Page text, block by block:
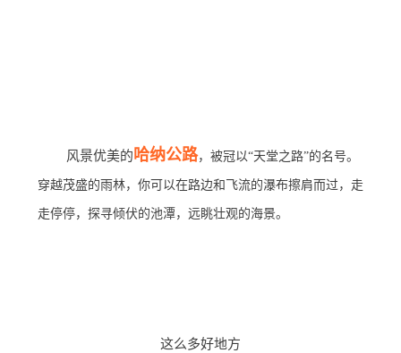
风景优美的哈纳公路，被冠以“天堂之路”的名号。
穿越茂盛的雨林，你可以在路边和飞流的瀑布擦肩而过，走
走停停，探寻倾伏的池潭，远眺壮观的海景。
这么多好地方